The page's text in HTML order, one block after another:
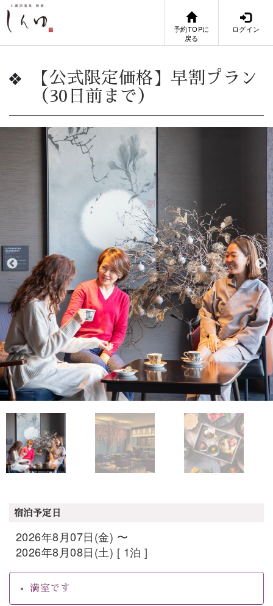
予約TOPに
戻る
ログイン
【公式限定価格】早割プラン
（30日前まで）
宿泊予定日
2026年8月07日(金) 〜
2026年8月08日(土) [ 1泊 ]
満室です